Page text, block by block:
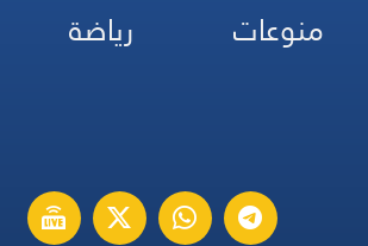
منوعات
رياضة